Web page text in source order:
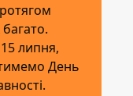
липня,
День